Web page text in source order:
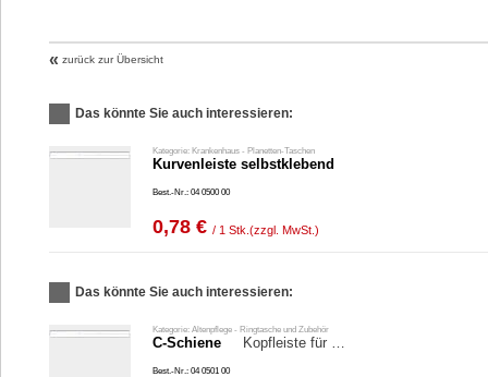
« zurück zur Übersicht
Das könnte Sie auch interessieren:
Kategorie: Krankenhaus - Planetten-Taschen
Kurvenleiste selbstklebend
Best.-Nr.: 04 0500 00
0,78 € / 1 Stk. (zzgl. MwSt.)
Das könnte Sie auch interessieren:
Kategorie: Altenpflege - Ringtasche und Zubehör
C-Schiene Kopfleiste für …
Best.-Nr.: 04 0501 00